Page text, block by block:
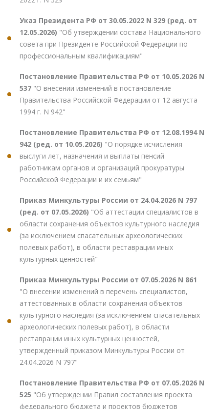
Указ Президента РФ от 30.05.2022 N 329 (ред. от
12.05.2026) "Об утверждении состава Национального
совета при Президенте Российской Федерации по
профессиональным квалификациям"
Постановление Правительства РФ от 10.05.2026 N
537 "О внесении изменений в постановление
Правительства Российской Федерации от 12 августа
1994 г. N 942"
Постановление Правительства РФ от 12.08.1994 N
942 (ред. от 10.05.2026) "О порядке исчисления
выслуги лет, назначения и выплаты пенсий
работникам органов и организаций прокуратуры
Российской Федерации и их семьям"
Приказ Минкультуры России от 24.04.2026 N 797
(ред. от 07.05.2026) "Об аттестации специалистов в
области сохранения объектов культурного наследия
(за исключением спасательных археологических
полевых работ), в области реставрации иных
культурных ценностей"
Приказ Минкультуры России от 07.05.2026 N 861
"О внесении изменений в перечень специалистов,
аттестованных в области сохранения объектов
культурного наследия (за исключением спасательных
археологических полевых работ), в области
реставрации иных культурных ценностей,
утвержденный приказом Минкультуры России от
24.04.2026 N 797"
Постановление Правительства РФ от 07.05.2026 N
525 "Об утверждении Правил составления проекта
федерального бюджета и проектов бюджетов